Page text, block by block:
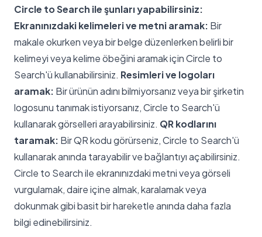
Circle to Search ile şunları yapabilirsiniz:
Ekranınızdaki kelimeleri ve metni aramak: Bir
makale okurken veya bir belge düzenlerken belirli bir
kelimeyi veya kelime öbeğini aramak için Circle to
Search'ü kullanabilirsiniz. Resimleri ve logoları
aramak: Bir ürünün adını bilmiyorsanız veya bir şirketin
logosunu tanımak istiyorsanız, Circle to Search'ü
kullanarak görselleri arayabilirsiniz. QR kodlarını
taramak: Bir QR kodu görürseniz, Circle to Search'ü
kullanarak anında tarayabilir ve bağlantıyı açabilirsiniz.
Circle to Search ile ekranınızdaki metni veya görseli
vurgulamak, daire içine almak, karalamak veya
dokunmak gibi basit bir hareketle anında daha fazla
bilgi edinebilirsiniz.